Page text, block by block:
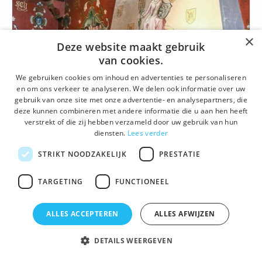
GESCHIEDENIS,GEBOUWEN EN SITES,ARCHITECTUUR
Havenhuis op de Graslei
De Gentse Gidsen loodsen je binnen in het prachtig
gerestaureerde Havenhuis op de Graslei en leiden je
rond van de kelder tot in de nok van het dak.
×
Deze website maakt gebruik
van cookies.
We gebruiken cookies om inhoud en advertenties te personaliseren
en om ons verkeer te analyseren. We delen ook informatie over uw
gebruik van onze site met onze advertentie- en analysepartners, die
deze kunnen combineren met andere informatie die u aan hen heeft
verstrekt of die zij hebben verzameld door uw gebruik van hun
diensten. Lees verder
STRIKT NOODZAKELIJK PRESTATIE
TARGETING FUNCTIONEEL
ALLES ACCEPTEREN ALLES AFWIJZEN
DETAILS WEERGEVEN